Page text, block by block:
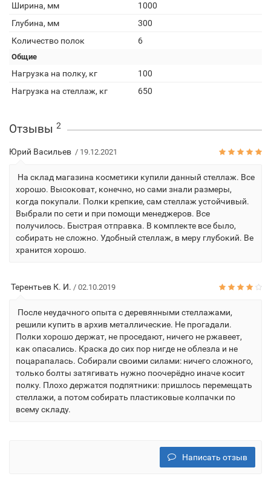
Ширина, мм
1000
Глубина, мм
300
Количество полок
6
Общие
Нагрузка на полку, кг
100
Нагрузка на стеллаж, кг
650
Отзывы 2
Юрий Васильев / 19.12.2021
На склад магазина косметики купили данный стеллаж. Все
хорошо. Высоковат, конечно, но сами знали размеры,
когда покупали. Полки крепкие, сам стеллаж устойчивый.
Выбрали по сети и при помощи менеджеров. Все
получилось. Быстрая отправка. В комплекте все было,
собирать не сложно. Удобный стеллаж, в меру глубокий. Ве
хранится хорошо.
Терентьев К. И. / 02.10.2019
После неудачного опыта с деревянными стеллажами,
решили купить в архив металлические. Не прогадали.
Полки хорошо держат, не проседают, ничего не ржавеет,
как опасались. Краска до сих пор нигде не облезла и не
поцарапалась. Собирали своими силами: ничего сложного,
только болты затягивать нужно поочерёдно иначе косит
полку. Плохо держатся подпятники: пришлось перемещать
стеллажи, а потом собирать пластиковые колпачки по
всему складу.
Написать отзыв